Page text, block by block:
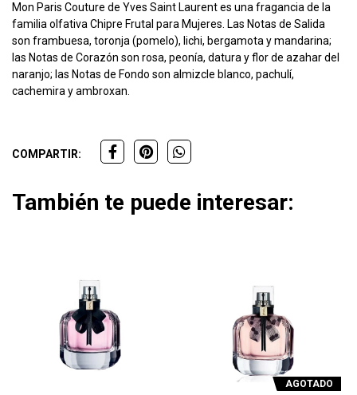
Mon Paris Couture de Yves Saint Laurent es una fragancia de la
familia olfativa Chipre Frutal para Mujeres. Las Notas de Salida
son frambuesa, toronja (pomelo), lichi, bergamota y mandarina;
las Notas de Corazón son rosa, peonía, datura y flor de azahar del
naranjo; las Notas de Fondo son almizcle blanco, pachulí,
cachemira y ambroxan.
COMPARTIR:
También te puede interesar:
AGOTADO